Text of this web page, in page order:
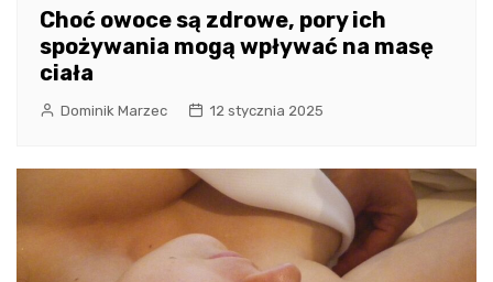
Choć owoce są zdrowe, pory ich
spożywania mogą wpływać na masę
ciała
Dominik Marzec 12 stycznia 2025